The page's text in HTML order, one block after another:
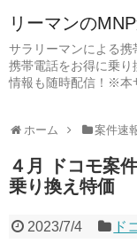
リーマンの
サラリーマンによる携
携帯電話をお得に乗り
情報も随時配信！※本
ホーム 案件速
４月 ドコモ案
乗り換え特価
2023/7/4 ド